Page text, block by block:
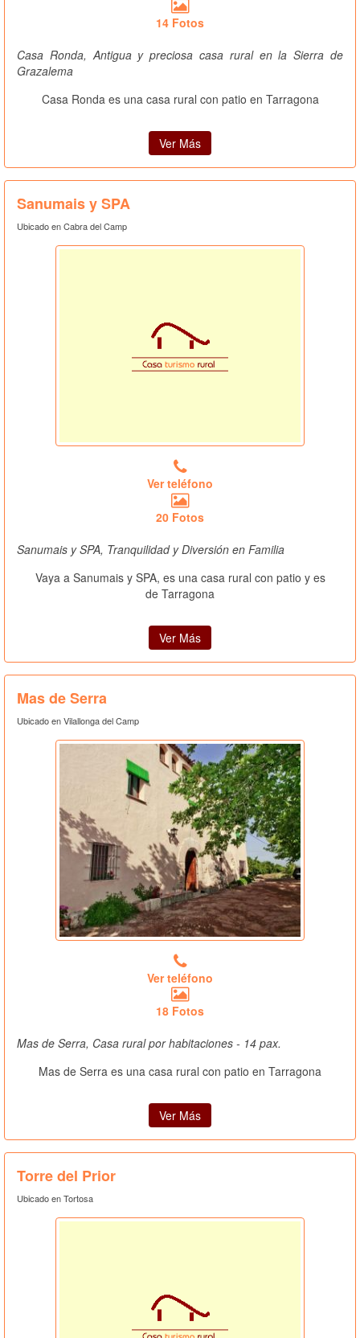
14 Fotos
Casa Ronda, Antigua y preciosa casa rural en la Sierra de
Grazalema
Casa Ronda es una casa rural con patio en Tarragona
Ver Más
Sanumais y SPA
Ubicado en Cabra del Camp
Ver teléfono
20 Fotos
Sanumais y SPA, Tranquilidad y Diversión en Familia
Vaya a Sanumais y SPA, es una casa rural con patio y es
de Tarragona
Ver Más
Mas de Serra
Ubicado en Vilallonga del Camp
Ver teléfono
18 Fotos
Mas de Serra, Casa rural por habitaciones - 14 pax.
Mas de Serra es una casa rural con patio en Tarragona
Ver Más
Torre del Prior
Ubicado en Tortosa